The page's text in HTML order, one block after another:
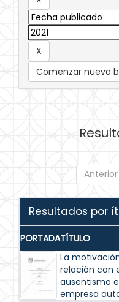
Comenzar nueva
Anterior
Resultados por
PORTADATÍTULO
La
relación con
ausentismo
empresa